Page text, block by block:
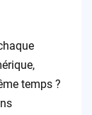
temps ?